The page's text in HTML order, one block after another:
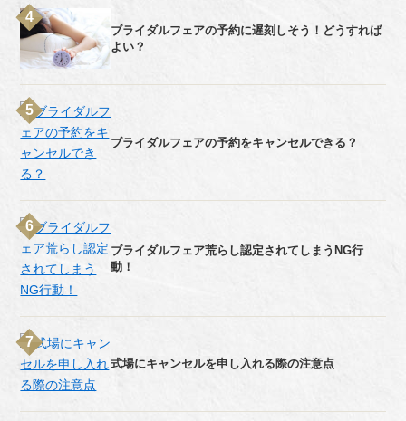
ブライダルフェアの予約に遅刻しそう！どうすれば
よい？
ブライダルフェアの予約をキャンセルできる？
ブライダルフェア荒らし認定されてしまうNG行
動！
式場にキャンセルを申し入れる際の注意点